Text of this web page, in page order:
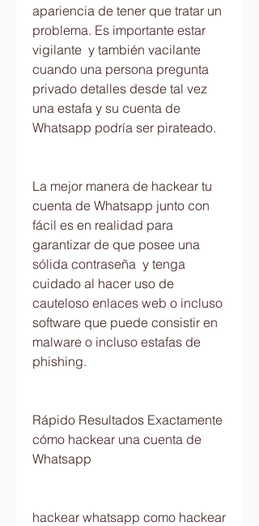
apariencia de tener que tratar un
problema. Es importante estar
vigilante  y también vacilante
cuando una persona pregunta
privado detalles desde tal vez
una estafa y su cuenta de
Whatsapp podría ser pirateado.
La mejor manera de hackear tu
cuenta de Whatsapp junto con
fácil es en realidad para
garantizar de que posee una
sólida contraseña  y tenga
cuidado al hacer uso de
cauteloso enlaces web o incluso
software que puede consistir en
malware o incluso estafas de
phishing.
Rápido Resultados Exactamente
cómo hackear una cuenta de
Whatsapp
hackear whatsapp como hackear